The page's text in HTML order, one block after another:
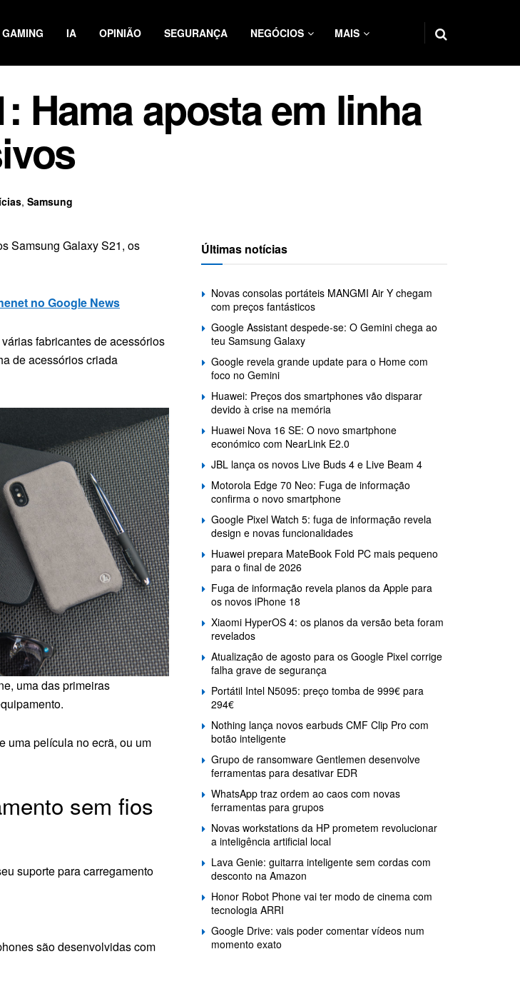
GAMING IA OPINIÃO SEGURANÇA NEGÓCIOS MAIS
Hama aposta em linha
, Samsung
Samsung Galaxy S21, os
no Google News
fabricantes de acessórios
de acessórios criada
uma das primeiras
uma película no ecrã, ou um
sem fios
suporte para carregamento
são desenvolvidas com
Últimas notícias
Novas consolas portáteis MANGMI Air Y chegam
com preços fantásticos
Google Assistant despede-se: O Gemini chega ao
teu Samsung Galaxy
Google revela grande update para o Home com
foco no Gemini
Huawei: Preços dos smartphones vão disparar
devido à crise na memória
Huawei Nova 16 SE: O novo smartphone
económico com NearLink E2.0
JBL lança os novos Live Buds 4 e Live Beam 4
Motorola Edge 70 Neo: Fuga de informação
confirma o novo smartphone
Google Pixel Watch 5: fuga de informação revela
design e novas funcionalidades
Huawei prepara MateBook Fold PC mais pequeno
para o final de 2026
Fuga de informação revela planos da Apple para
os novos iPhone 18
Xiaomi HyperOS 4: os planos da versão beta foram
revelados
Atualização de agosto para os Google Pixel corrige
falha grave de segurança
Portátil Intel N5095: preço tomba de 999€ para
294€
Nothing lança novos earbuds CMF Clip Pro com
botão inteligente
Grupo de ransomware Gentlemen desenvolve
ferramentas para desativar EDR
WhatsApp traz ordem ao caos com novas
ferramentas para grupos
Novas workstations da HP prometem revolucionar
a inteligência artificial local
Lava Genie: guitarra inteligente sem cordas com
desconto na Amazon
Honor Robot Phone vai ter modo de cinema com
tecnologia ARRI
Google Drive: vais poder comentar vídeos num
momento exato